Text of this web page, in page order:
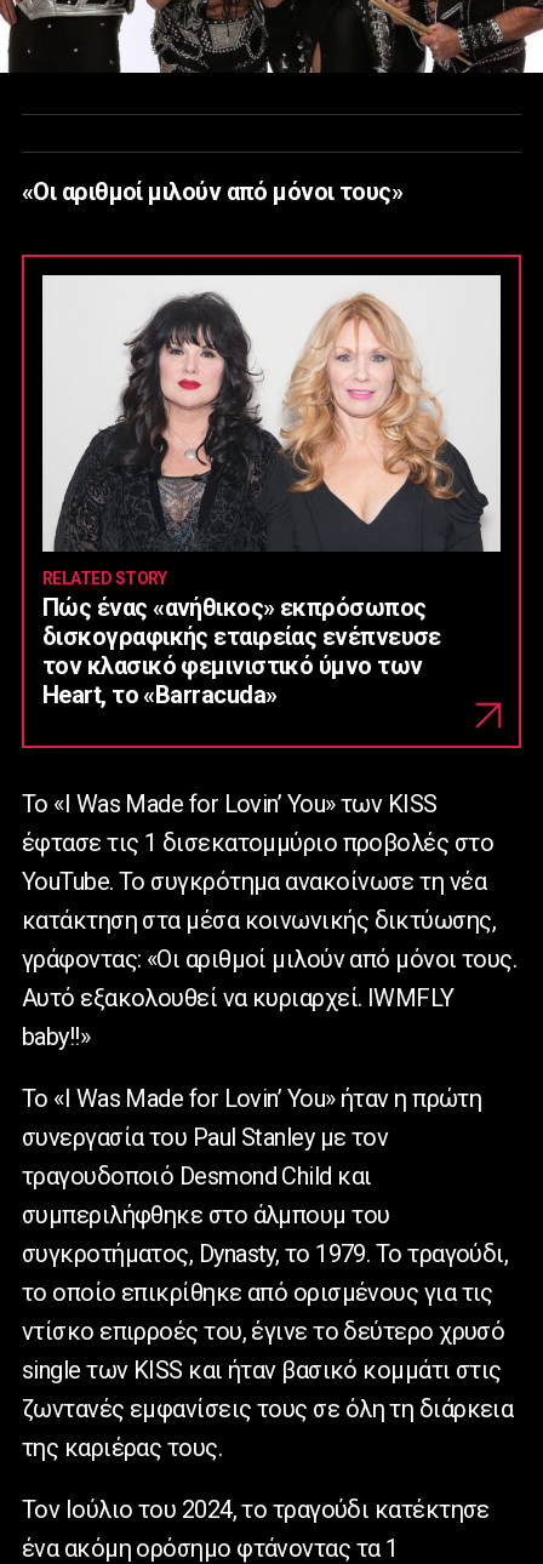
«Οι αριθμοί μιλούν από μόνοι τους»
RELATED STORY
Πώς ένας «ανήθικος» εκπρόσωπος
δισκογραφικής εταιρείας ενέπνευσε
τον κλασικό φεμινιστικό ύμνο των
Heart, το «Barracuda»
Το «I Was Made for Lovin’ You» των KISS
έφτασε τις 1 δισεκατομμύριο προβολές στο
YouTube. Το συγκρότημα ανακοίνωσε τη νέα
κατάκτηση στα μέσα κοινωνικής δικτύωσης,
γράφοντας: «Οι αριθμοί μιλούν από μόνοι τους.
Αυτό εξακολουθεί να κυριαρχεί. IWMFLY
baby!!»
Το «I Was Made for Lovin’ You» ήταν η πρώτη
συνεργασία του Paul Stanley με τον
τραγουδοποιό Desmond Child και
συμπεριλήφθηκε στο άλμπουμ του
συγκροτήματος, Dynasty, το 1979. Το τραγούδι,
το οποίο επικρίθηκε από ορισμένους για τις
ντίσκο επιρροές του, έγινε το δεύτερο χρυσό
single των KISS και ήταν βασικό κομμάτι στις
ζωντανές εμφανίσεις τους σε όλη τη διάρκεια
της καριέρας τους.
Τον Ιούλιο του 2024, το τραγούδι κατέκτησε
ένα ακόμη ορόσημο φτάνοντας τα 1